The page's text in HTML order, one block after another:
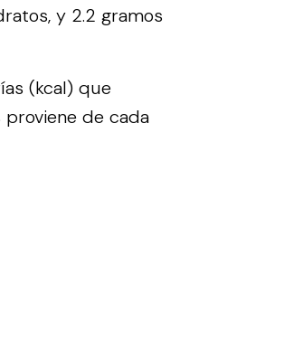
y 2.2 gramos
(kcal) que
de cada